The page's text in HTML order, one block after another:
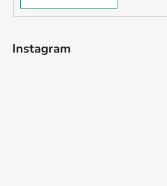
Instagram